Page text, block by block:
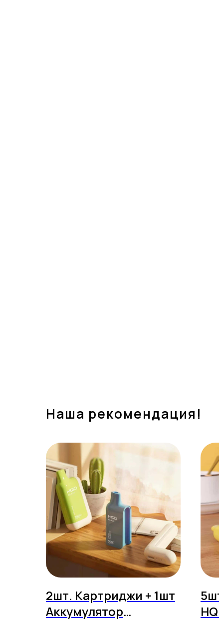
Наша рекомендация!
2шт. Картриджи + 1шт
Аккумулятор